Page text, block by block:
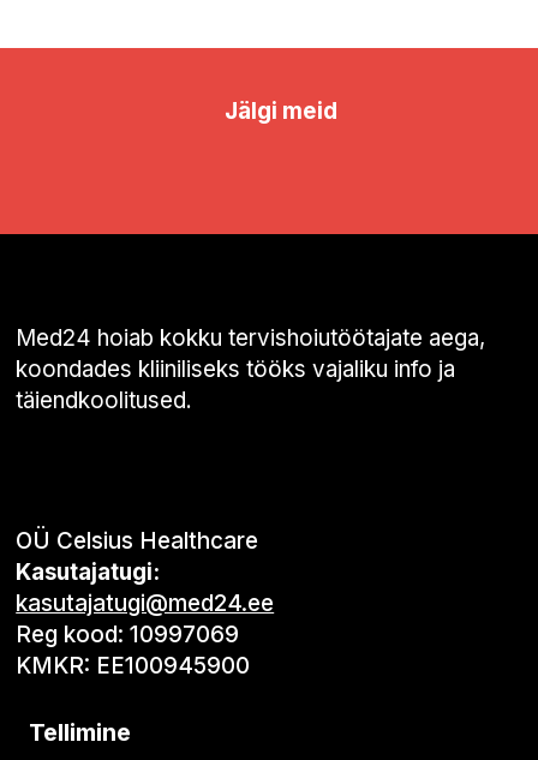
Jälgi meid
Med24 hoiab kokku tervishoiutöötajate aega,
koondades kliiniliseks tööks vajaliku info ja
täiendkoolitused.
OÜ Celsius Healthcare
Kasutajatugi:
kasutajatugi@med24.ee
Reg kood: 10997069
KMKR: EE100945900
Tellimine